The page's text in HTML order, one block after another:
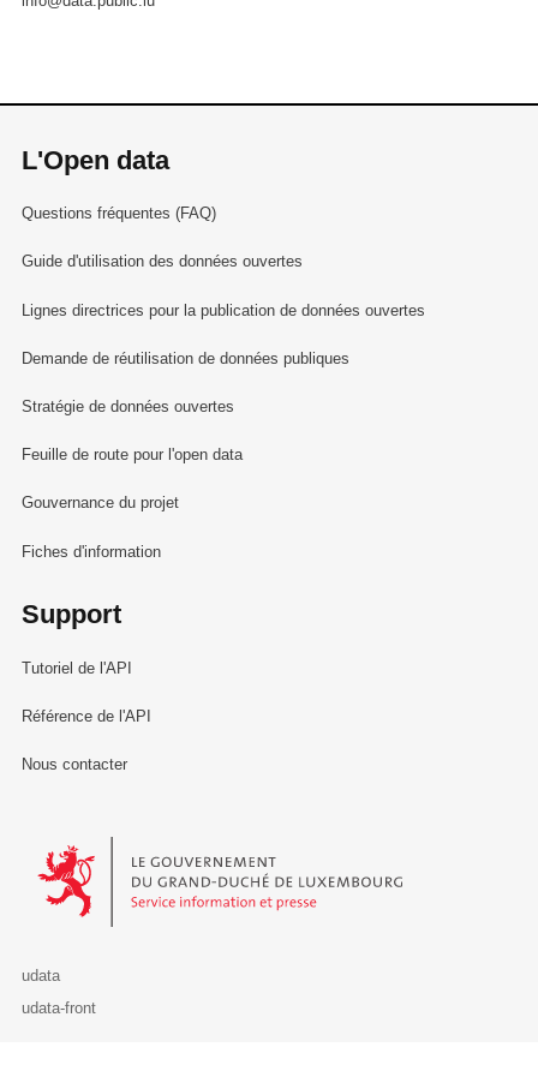
L'Open data
Questions fréquentes (FAQ)
Guide d'utilisation des données ouvertes
Lignes directrices pour la publication de données ouvertes
Demande de réutilisation de données publiques
Stratégie de données ouvertes
Feuille de route pour l'open data
Gouvernance du projet
Fiches d'information
Support
Tutoriel de l'API
Référence de l'API
Nous contacter
Le Gouvernement du Grand-Duché de Luxembourg - Service
udata
udata-front